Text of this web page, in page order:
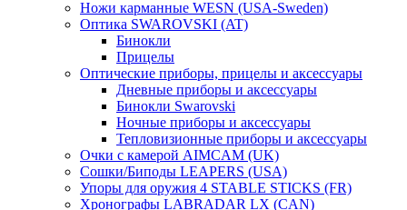
Ножи карманные WESN (USA-Sweden)
Оптика SWAROVSKI (AT)
Бинокли
Прицелы
Оптические приборы, прицелы и аксессуары
Дневные приборы и аксессуары
Бинокли Swarovski
Ночные приборы и аксессуары
Тепловизионные приборы и аксессуары
Очки с камерой AIMCAM (UK)
Сошки/Биподы LEAPERS (USA)
Упоры для оружия 4 STABLE STICKS (FR)
Хронографы LABRADAR LX (CAN)